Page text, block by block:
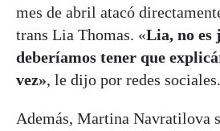
mes de abril atacó
trans Lia Thomas. «Lia, no es
deberíamos tener que
vez», le dijo por redes sociales.
Además, Martina Navratilova